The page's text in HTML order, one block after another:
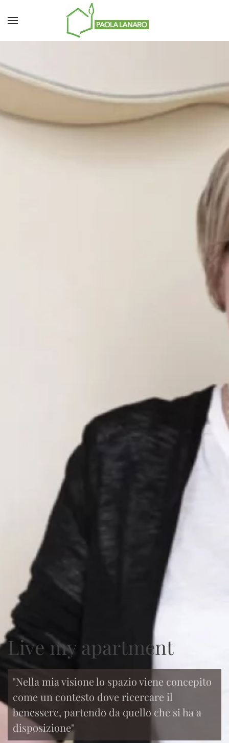
Skip to main content
Live my apartment
"Nella mia visione lo spazio viene concepito
come un contesto dove ricercare il
benessere, partendo da quello che si ha a
disposizione"